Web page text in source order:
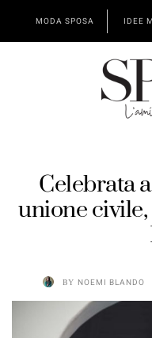
MODA SPOSA IDEE
Celebrata
unione civile,
BY NOEMI BLANDO